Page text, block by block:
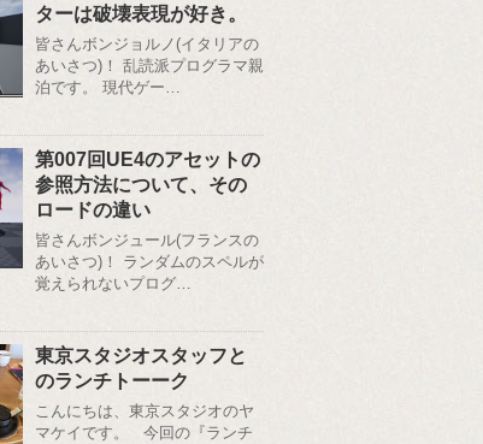
ターは破壊表現が好き。
皆さんボンジョルノ(イタリアの
あいさつ)！ 乱読派プログラマ親
泊です。 現代ゲー…
第007回UE4のアセットの
参照方法について、その
ロードの違い
皆さんボンジュール(フランスの
あいさつ)！ ランダムのスペルが
覚えられないプログ…
東京スタジオスタッフと
のランチトーーク
こんにちは、東京スタジオのヤ
マケイです。 今回の『ランチ